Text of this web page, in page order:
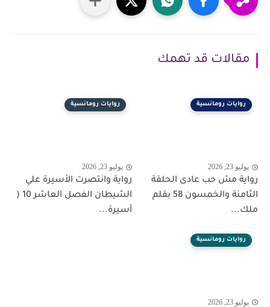
مقالات قد تهمك
روايات رومانسية
يوليو 23, 2026
رواية مش حب عادى الحلقة
الثامنة والخمسون 58 بقلم
ملك...
روايات رومانسية
يوليو 23, 2026
رواية وانتصرت الأسيرة علي
الشيطان الفصل العاشر 10 (
أسيرة...
روايات رومانسية
يوليو 23, 2026